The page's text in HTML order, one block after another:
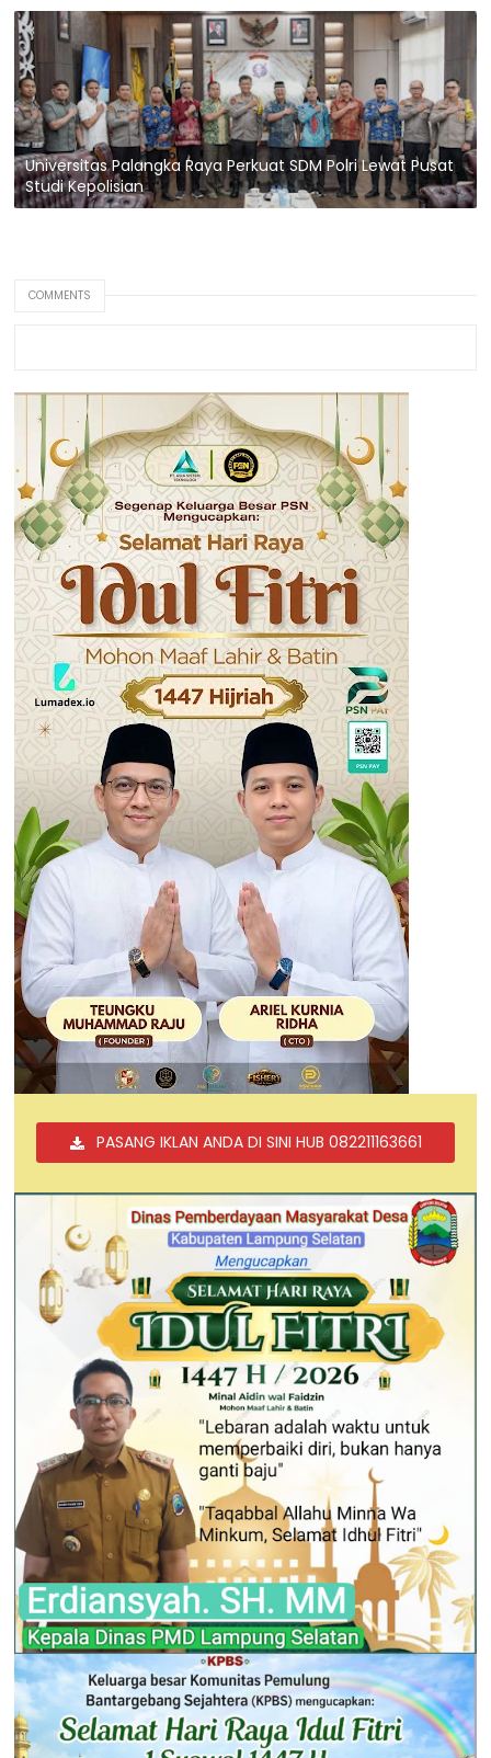
Universitas Palangka Raya Perkuat SDM Polri Lewat Pusat
Studi Kepolisian
COMMENTS
PASANG IKLAN ANDA DI SINI HUB 082211163661